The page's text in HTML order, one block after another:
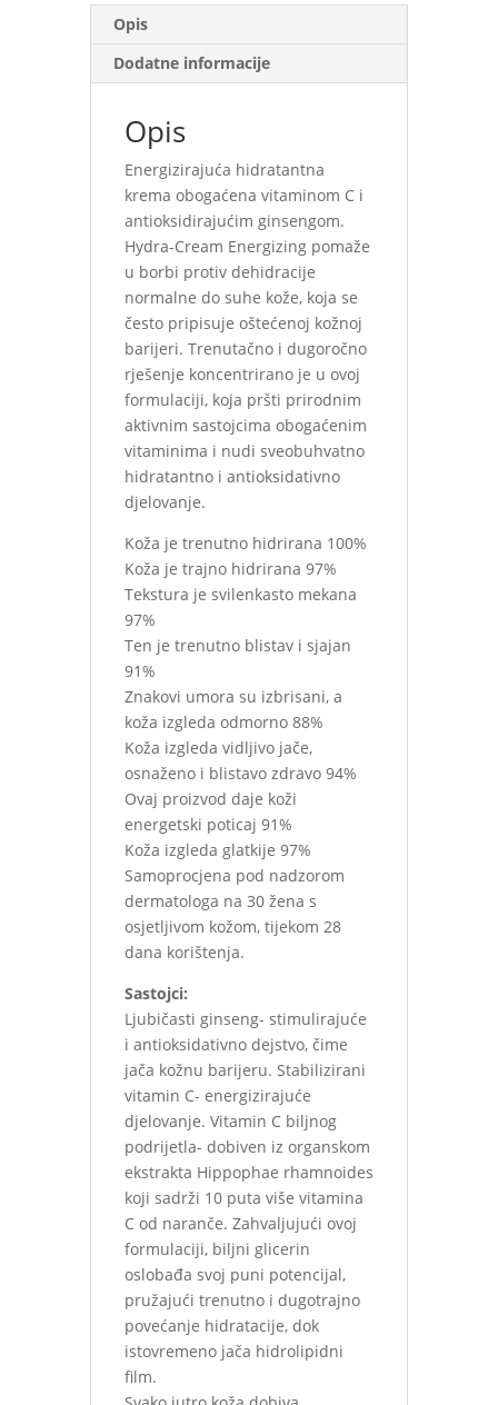
Opis
Dodatne informacije
Opis
Energizirajuća hidratantna
krema obogaćena vitaminom C i
antioksidirajućim ginsengom.
Hydra-Cream Energizing pomaže
u borbi protiv dehidracije
normalne do suhe kože, koja se
često pripisuje oštećenoj kožnoj
barijeri. Trenutačno i dugoročno
rješenje koncentrirano je u ovoj
formulaciji, koja pršti prirodnim
aktivnim sastojcima obogaćenim
vitaminima i nudi sveobuhvatno
hidratantno i antioksidativno
djelovanje.
Koža je trenutno hidrirana 100%
Koža je trajno hidrirana 97%
Tekstura je svilenkasto mekana
97%
Ten je trenutno blistav i sjajan
91%
Znakovi umora su izbrisani, a
koža izgleda odmorno 88%
Koža izgleda vidljivo jače,
osnaženo i blistavo zdravo 94%
Ovaj proizvod daje koži
energetski poticaj 91%
Koža izgleda glatkije 97%
Samoprocjena pod nadzorom
dermatologa na 30 žena s
osjetljivom kožom, tijekom 28
dana korištenja.
Sastojci:
Ljubičasti ginseng- stimulirajuće
i antioksidativno dejstvo, čime
jača kožnu barijeru. Stabilizirani
vitamin C- energizirajuće
djelovanje. Vitamin C biljnog
podrijetla- dobiven iz organskom
ekstrakta Hippophae rhamnoides
koji sadrži 10 puta više vitamina
C od naranče. Zahvaljujući ovoj
formulaciji, biljni glicerin
oslobađa svoj puni potencijal,
pružajući trenutno i dugotrajno
povećanje hidratacije, dok
istovremeno jača hidrolipidni
film.